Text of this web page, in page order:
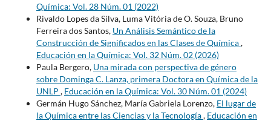
Química: Vol. 28 Núm. 01 (2022)
Rivaldo Lopes da Silva, Luma Vitória de O. Souza, Bruno
Ferreira dos Santos, Un Análisis Semántico de la
Construcción de Significados en las Clases de Química,
Educación en la Química: Vol. 32 Núm. 02 (2026)
Paula Bergero, Una mirada con perspectiva de género
sobre Dominga C. Lanza, primera Doctora en Química de la
UNLP , Educación en la Química: Vol. 30 Núm. 01 (2024)
Germán Hugo Sánchez, María Gabriela Lorenzo, El lugar de
la Química entre las Ciencias y la Tecnología, Educación en